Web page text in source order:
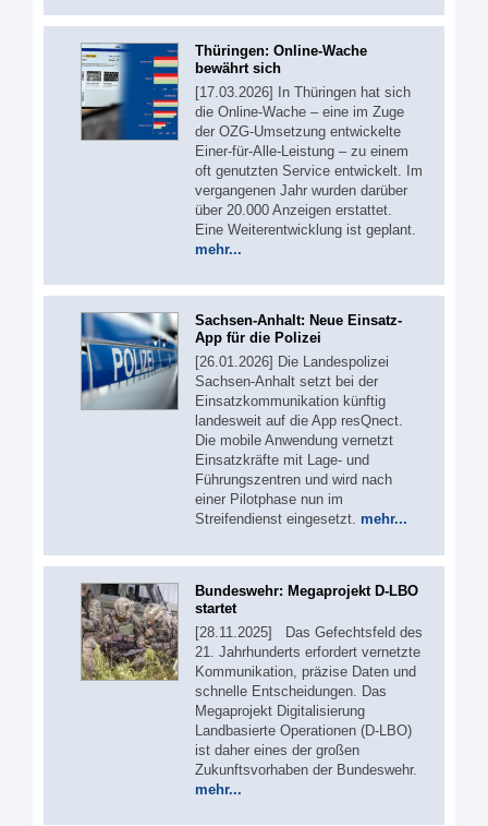
Thüringen: Online-Wache
bewährt sich
[17.03.2026] In Thüringen hat sich
die Online-Wache – eine im Zuge
der OZG-Umsetzung entwickelte
Einer-für-Alle-Leistung – zu einem
oft genutzten Service entwickelt. Im
vergangenen Jahr wurden darüber
über 20.000 Anzeigen erstattet.
Eine Weiterentwicklung ist geplant.
mehr...
Sachsen-Anhalt: Neue Einsatz-
App für die Polizei
[26.01.2026] Die Landespolizei
Sachsen-Anhalt setzt bei der
Einsatzkommunikation künftig
landesweit auf die App resQnect.
Die mobile Anwendung vernetzt
Einsatzkräfte mit Lage- und
Führungszentren und wird nach
einer Pilotphase nun im
Streifendienst eingesetzt. mehr...
Bundeswehr: Megaprojekt D-LBO
startet
[28.11.2025] Das Gefechtsfeld des
21. Jahrhunderts erfordert vernetzte
Kommunikation, präzise Daten und
schnelle Entscheidungen. Das
Megaprojekt Digitalisierung
Landbasierte Operationen (D-LBO)
ist daher eines der großen
Zukunftsvorhaben der Bundeswehr.
mehr...